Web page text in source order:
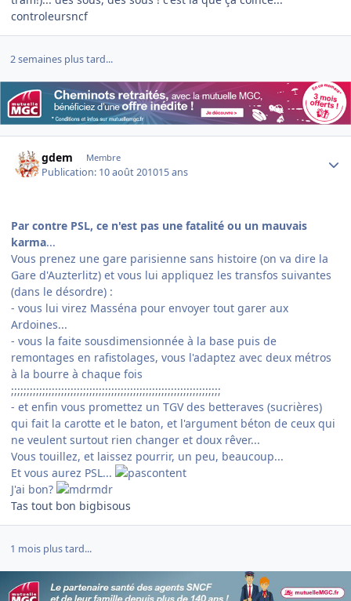
controleursncf
2 semaines plus tard...
gdem Membre
Publication: 10 août 201015 ans
Par contre PSL, ce n'est pas une fatalité ou un mauvais
karma...
Vous prenez une gare parisienne sans histoire (on va dire la
Gare d'Auzterlitz) et vous lui appliquez les transfos suivantes
(dans le désordre) :
- vous lui virez Masséna pour envoyer tout garer aux
Ardoines...
- vous la faite sousdimensionnée à la base puis de
remontages en rafistolages, vous l'adaptez avec deux métros
à la bourre à chaque fois
;;;;;;;;;;;;;;;;;;;;;;;;;;;;;;;;;;;;;;;;;;;;;;;;;;;;;;;;;;;;;;;;;;;
- et enfin vous promettez un TGV des betteraves (sucrières)
qui fait la carotte et le baton, et l'argument béton de ceux qui
ne veulent surtout rien changer et doux rêver...
Vous touillez, et laissez pourrir, un peu, beaucoup...
Et vous aurez PSL...
J'ai bon?
Tas tout bon bigbisous
1 mois plus tard...